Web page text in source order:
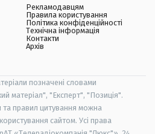
Рекламодавцям
Правила користування
Політика конфіденційності
Технічна інформація
Контакти
Архів
позначені словами
матеріал", "Експерт", "Позиція".
правил цитування можна
сайтом. Усі права